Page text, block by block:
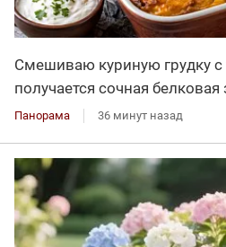
Смешиваю куриную грудку
получается сочная белковая
Панорама 36 минут назад